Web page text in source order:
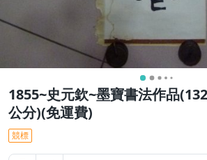
1855~史元欽~墨寶書法作品
公分)(免運費)
競標